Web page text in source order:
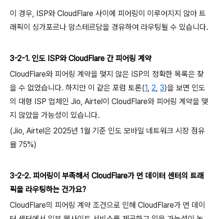
이 경우, ISP와 CloudFlare 사이에 피어링이 이루어지지 않아 트
래픽이 싱가포르나 암스테르담을 경유하여 라우팅될 수 있습니다.
3-2-1. 인도 ISP와 CloudFlare 간 피어링 계약
CloudFlare와 피어링 계약을 맺지 않은 ISP의 정확한 목록은 찾
을 수 없었습니다. 하지만 이 같은 포럼 토론(1, 2, 3)을 보면 인도
의 대형 ISP 업체인 Jio, Airtel이 CloudFlare와 피어링 계약을 맺
지 않았을 가능성이 있습니다.
(Jio, Airtel은 2025년 1월 기준 인도 모바일 네트워크 시장 점유
율 75%)
3-2-2. 피어링이 부족해서 CloudFlare가 먼 데이터 센터의 트래
픽을 라우팅하는 건가요?
CloudFlare의 피어링 계약 조건으로 인해 CloudFlare가 먼 데이